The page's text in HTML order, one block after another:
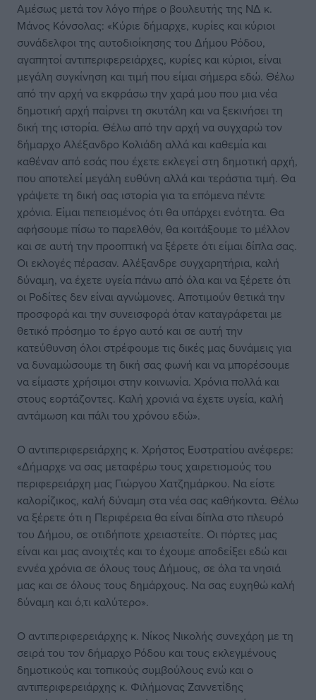
Αμέσως μετά τον λόγο πήρε ο βουλευτής της ΝΔ κ.
Μάνος Κόνσολας: «Κύριε δήμαρχε, κυρίες και κύριοι
συνάδελφοι της αυτοδιοίκησης του Δήμου Ρόδου,
αγαπητοί αντιπεριφερειάρχες, κυρίες και κύριοι, είναι
μεγάλη συγκίνηση και τιμή που είμαι σήμερα εδώ. Θέλω
από την αρχή να εκφράσω την χαρά μου που μια νέα
δημοτική αρχή παίρνει τη σκυτάλη και να ξεκινήσει τη
δική της ιστορία. Θέλω από την αρχή να συγχαρώ τον
δήμαρχο Αλέξανδρο Κολιάδη αλλά και καθεμία και
καθέναν από εσάς που έχετε εκλεγεί στη δημοτική αρχή,
που αποτελεί μεγάλη ευθύνη αλλά και τεράστια τιμή. Θα
γράψετε τη δική σας ιστορία για τα επόμενα πέντε
χρόνια. Είμαι πεπεισμένος ότι θα υπάρχει ενότητα. Θα
αφήσουμε πίσω το παρελθόν, θα κοιτάξουμε το μέλλον
και σε αυτή την προοπτική να ξέρετε ότι είμαι δίπλα σας.
Οι εκλογές πέρασαν. Αλέξανδρε συγχαρητήρια, καλή
δύναμη, να έχετε υγεία πάνω από όλα και να ξέρετε ότι
οι Ροδίτες δεν είναι αγνώμονες. Αποτιμούν θετικά την
προσφορά και την συνεισφορά όταν καταγράφεται με
θετικό πρόσημο το έργο αυτό και σε αυτή την
κατεύθυνση όλοι στρέφουμε τις δικές μας δυνάμεις για
να δυναμώσουμε τη δική σας φωνή και να μπορέσουμε
να είμαστε χρήσιμοι στην κοινωνία. Χρόνια πολλά και
στους εορτάζοντες. Καλή χρονιά να έχετε υγεία, καλή
αντάμωση και πάλι του χρόνου εδώ».
Ο αντιπεριφερειάρχης κ. Χρήστος Ευστρατίου ανέφερε:
«Δήμαρχε να σας μεταφέρω τους χαιρετισμούς του
περιφερειάρχη μας Γιώργου Χατζημάρκου. Να είστε
καλορίζικος, καλή δύναμη στα νέα σας καθήκοντα. Θέλω
να ξέρετε ότι η Περιφέρεια θα είναι δίπλα στο πλευρό
του Δήμου, σε οτιδήποτε χρειαστείτε. Οι πόρτες μας
είναι και μας ανοιχτές και το έχουμε αποδείξει εδώ και
εννέα χρόνια σε όλους τους Δήμους, σε όλα τα νησιά
μας και σε όλους τους δημάρχους. Να σας ευχηθώ καλή
δύναμη και ό,τι καλύτερο».
Ο αντιπεριφερειάρχης κ. Νίκος Νικολής συνεχάρη με τη
σειρά του τον δήμαρχο Ρόδου και τους εκλεγμένους
δημοτικούς και τοπικούς συμβούλους ενώ και ο
αντιπεριφερειάρχης κ. Φιλήμονας Ζαννετίδης